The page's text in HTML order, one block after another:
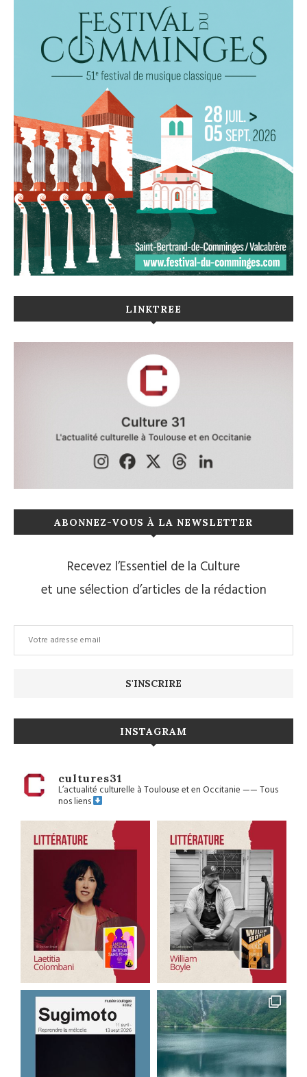
LINKTREE
ABONNEZ-VOUS À LA NEWSLETTER
Recevez l’Essentiel de la Culture
et une sélection d’articles de la rédaction
INSTAGRAM
cultures31
L’actualité culturelle à Toulouse et en Occitanie——Tous
nos liens